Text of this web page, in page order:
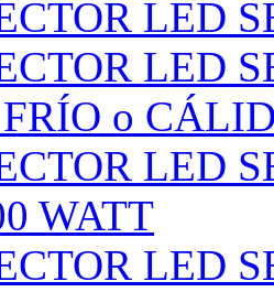
LED
LED
o
LED
WATT
LED